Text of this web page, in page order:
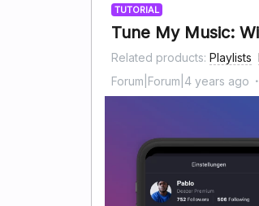
TUTORIAL
Tune My Music:
Related products: Playlists
Forum|Forum|4 years ago